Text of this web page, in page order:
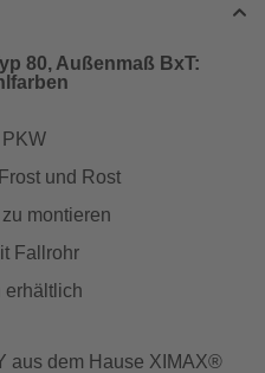
80, Außenmaß BxT:
und Rost
montieren
Fallrohr
erhältlich
aus dem Hause XIMAX®